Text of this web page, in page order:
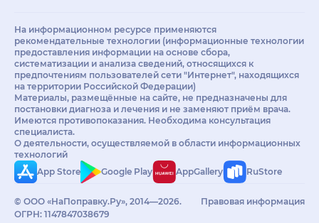
На информационном ресурсе применяются
рекомендательные технологии (информационные технологии
предоставления информации на основе сбора,
систематизации и анализа сведений, относящихся к
предпочтениям пользователей сети "Интернет", находящихся
на территории Российской Федерации)
Материалы, размещённые на сайте, не предназначены для
постановки диагноза и лечения и не заменяют приём врача.
Имеются противопоказания. Необходима консультация
специалиста.
О деятельности, осуществляемой в области информационных
технологий
App Store
Google Play AppGallery RuStore
© ООО «НаПоправку.Ру», 2014—2026.
ОГРН: 1147847038679
Правовая информация